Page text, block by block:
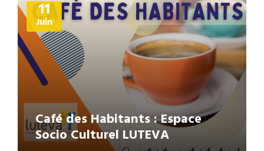
11
Juin
Café des Habitants : Espace
Socio Culturel LUTEVA
d'informations